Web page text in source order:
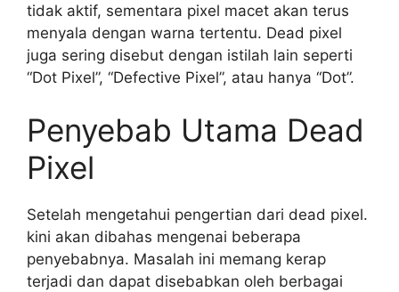
tidak aktif, sementara pixel macet akan terus
menyala dengan warna tertentu. Dead pixel
juga sering disebut dengan istilah lain seperti
“Dot Pixel”, “Defective Pixel”, atau hanya “Dot”.
Penyebab Utama Dead
Pixel
Setelah mengetahui pengertian dari dead pixel.
kini akan dibahas mengenai beberapa
penyebabnya. Masalah ini memang kerap
terjadi dan dapat disebabkan oleh berbagai